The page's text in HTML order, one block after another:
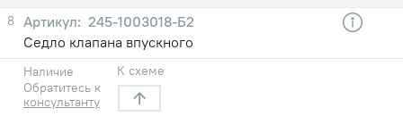
8
245-1003018-Б2
Седло клапана впускного
Наличие
Обратитесь к
консультанту
К схеме